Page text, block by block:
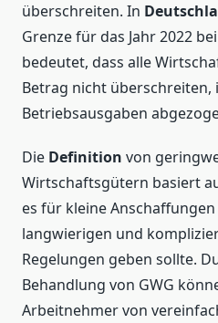
überschreiten. In
Grenze für das Jahr 2022
bedeutet, dass alle
Betrag nicht überschreiten,
Betriebsausgaben
Die Definition von
Wirtschaftsgütern basiert
es für kleine
langwierigen und
Regelungen geben sollte.
Behandlung von GWG
Arbeitnehmer von